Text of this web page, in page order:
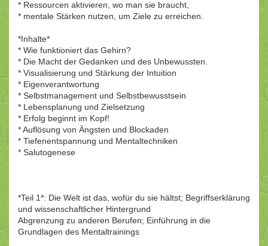
* Ressourcen aktivieren, wo man sie braucht,
* mentale Stärken nutzen, um Ziele zu erreichen.
*Inhalte*
* Wie funktioniert das Gehirn?
* Die Macht der Gedanken und des Unbewussten.
* Visualisierung und Stärkung der Intuition
* Eigenverantwortung
* Selbstmanagement und Selbstbewusstsein
* Lebensplanung und Zielsetzung
* Erfolg beginnt im Kopf!
* Auflösung von Ängsten und Blockaden
* Tiefenentspannung und Mentaltechniken
* Salutogenese
*Teil 1*: Die Welt ist das, wofür du sie hältst; Begriffserklärung
und wissenschaftlicher Hintergrund
Abgrenzung zu anderen Berufen; Einführung in die
Grundlagen des Mentaltrainings